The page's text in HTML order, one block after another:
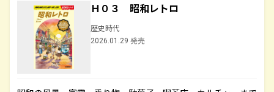
Ｈ０３ 昭和レトロ
歴史時代
2026.01.29 発売